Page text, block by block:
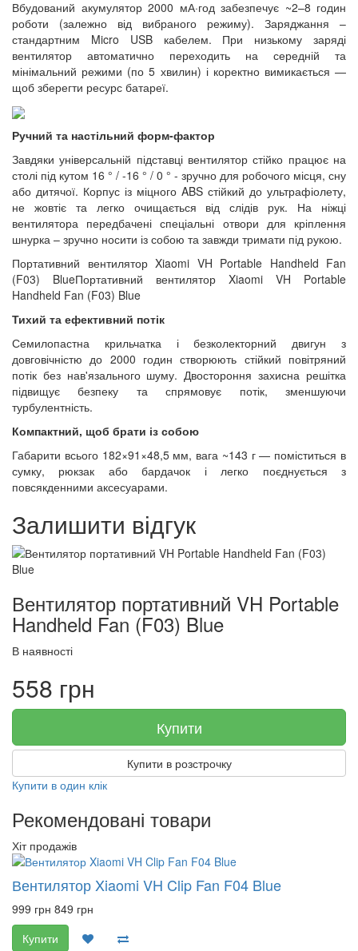
Вбудований акумулятор 2000 мА·год забезпечує ~2–8 годин
роботи (залежно від вибраного режиму). Заряджання –
стандартним Micro USB кабелем. При низькому заряді
вентилятор автоматично переходить на середній та
мінімальний режими (по 5 хвилин) і коректно вимикається —
щоб зберегти ресурс батареї.
Ручний та настільний форм-фактор
Завдяки універсальній підставці вентилятор стійко працює на
столі під кутом 16 ° / -16 ° / 0 ° - зручно для робочого місця, сну
або дитячої. Корпус із міцного ABS стійкий до ультрафіолету,
не жовтіє та легко очищається від слідів рук. На ніжці
вентилятора передбачені спеціальні отвори для кріплення
шнурка – зручно носити із собою та завжди тримати під рукою.
Портативний вентилятор Xiaomi VH Portable Handheld Fan
(F03) BlueПортативний вентилятор Xiaomi VH Portable
Handheld Fan (F03) Blue
Тихий та ефективний потік
Семилопастна крильчатка і безколекторний двигун з
довговічністю до 2000 годин створюють стійкий повітряний
потік без нав'язального шуму. Двостороння захисна решітка
підвищує безпеку та спрямовує потік, зменшуючи
турбулентність.
Компактний, щоб брати із собою
Габарити всього 182×91×48,5 мм, вага ~143 г — поміститься в
сумку, рюкзак або бардачок і легко поєднується з
повсякденними аксесуарами.
Залишити відгук
Вентилятор портативний VH Portable
Handheld Fan (F03) Blue
В наявності
558 грн
Купити
Купити в розстрочку
Купити в один клік
Рекомендовані товари
Хіт продажів
Вентилятор Xiaomi VH Clip Fan F04 Blue
999 грн 849 грн
Купити